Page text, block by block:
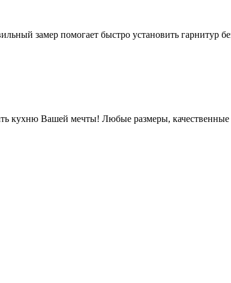
замер помогает быстро установить гарнитур
кухню Вашей мечты! Любые размеры, качественные